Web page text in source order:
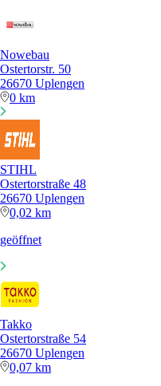
Nowebau
Ostertorstr. 50
26670 Uplengen
0 km
STIHL
Ostertorstraße 48
26670 Uplengen
0,02 km
geöffnet
Takko
Ostertorstraße 54
26670 Uplengen
0,07 km